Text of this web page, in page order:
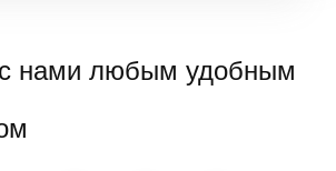
нами любым удобным